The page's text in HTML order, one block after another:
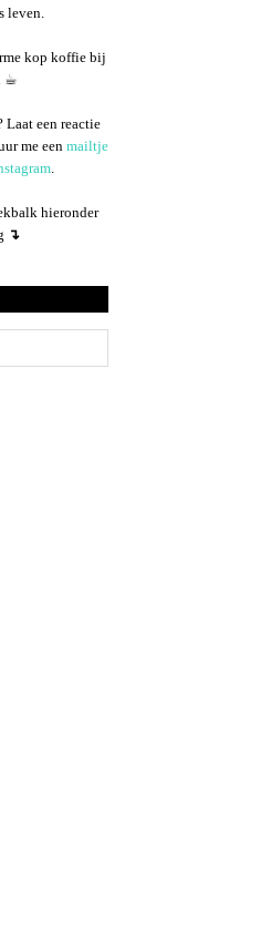
leven.
kop koffie bij
☕︎
Laat een reactie
me een mailtje
.
hieronder
↴